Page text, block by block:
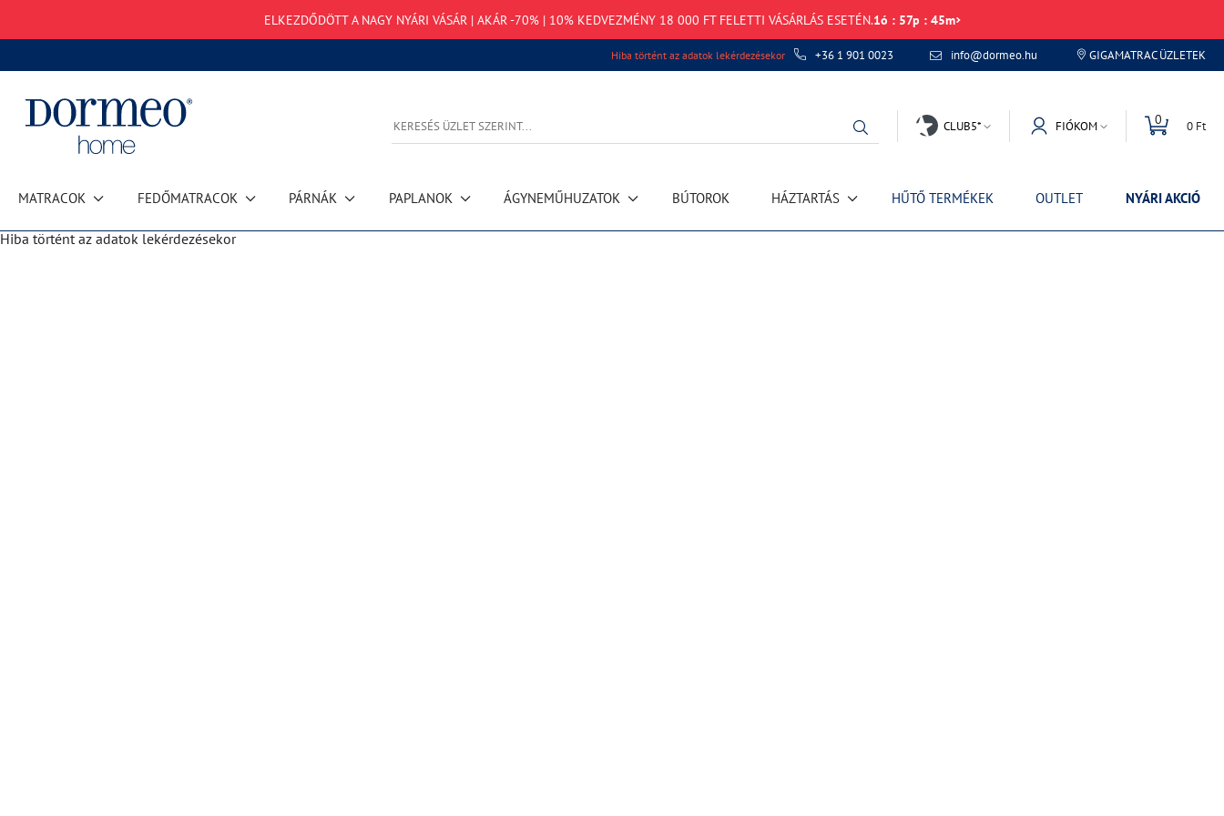
ELKEZDŐDÖTT A NAGY NYÁRI VÁSÁR | AKÁR -70% | 10% KEDVEZMÉNY 18 000 FT FELETTI VÁSÁRLÁS ESETÉN.1ó : 57p : 45m
Hiba történt az adatok lekérdezésekor +36 1 901 0023 info@dormeo.hu GIGAMATRAC ÜZLETEK
CLUB5* FIÓKOM 0 0 Ft
MATRACOK FEDŐMATRACOK PÁRNÁK PAPLANOK ÁGYNEMŰHUZATOK BÚTOROK HÁZTARTÁS HŰTŐ TERMÉKEK OUTLET NYÁRI AKCIÓ
Hiba történt az adatok lekérdezésekor